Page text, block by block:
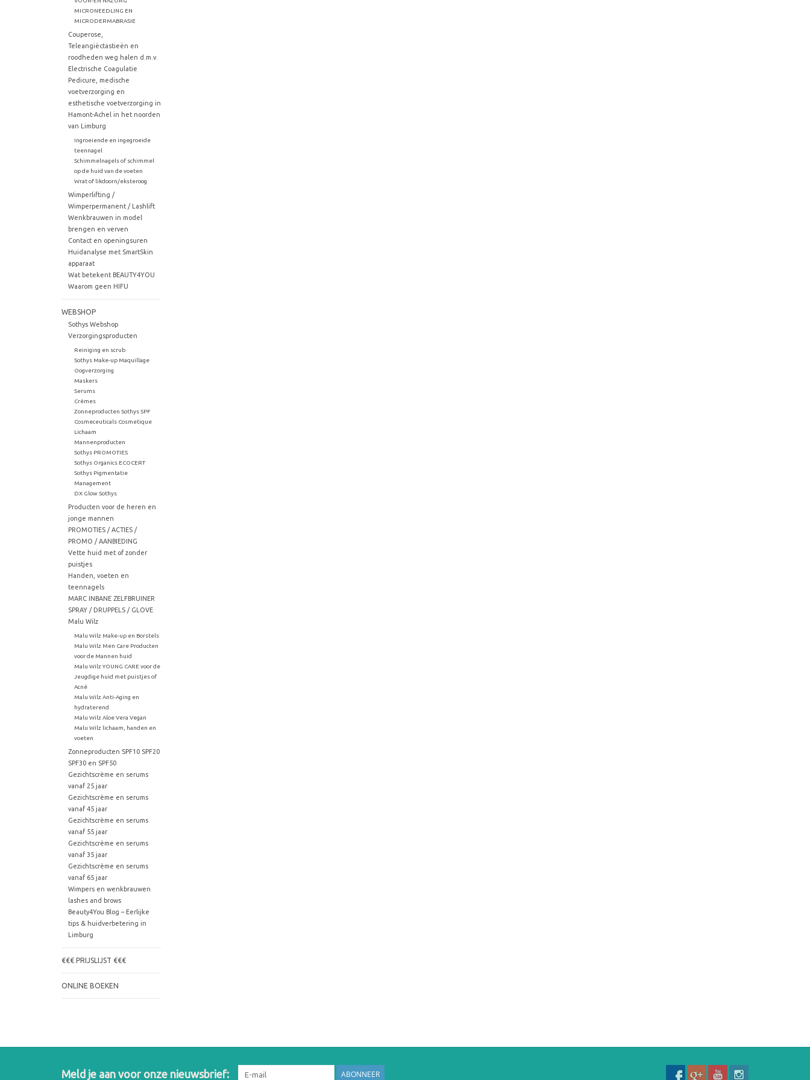
MICRONEEDLING EN
MICRODERMABRASIE
Couperose,
Teleangiëctastieën en
roodheden weg halen d.m.v.
Electrische Coagulatie
Pedicure, medische
voetverzorging en
esthetische voetverzorging in
Hamont-Achel in het noorden
van Limburg
Ingroeiende en ingegroeide
teennagel
Schimmelnagels of schimmel
op de huid van de voeten
Wrat of likdoorn/eksteroog
Wimperlifting /
Wimperpermanent / Lashlift
Wenkbrauwen in model
brengen en verven
Contact en openingsuren
Huidanalyse met SmartSkin
apparaat
Wat betekent BEAUTY4YOU
Waarom geen HIFU
WEBSHOP
Sothys Webshop
Verzorgingsproducten
Reiniging en scrub
Sothys Make-up Maquillage
Oogverzorging
Maskers
Serums
Crèmes
Zonneproducten Sothys SPF
Cosmeceuticals Cosmetique
Lichaam
Mannenproducten
Sothys PROMOTIES
Sothys Organics ECOCERT
Sothys Pigmentatie
Management
DX Glow Sothys
Producten voor de heren en
jonge mannen
PROMOTIES / ACTIES /
PROMO / AANBIEDING
Vette huid met of zonder
puistjes
Handen, voeten en
teennagels
MARC INBANE ZELFBRUINER
SPRAY / DRUPPELS / GLOVE
Malu Wilz
Malu Wilz Make-up en Borstels
Malu Wilz Men Care Producten
voor de Mannen huid
Malu Wilz YOUNG CARE voor de
Jeugdige huid met puistjes of
Acné
Malu Wilz Anti-Aging en
hydraterend
Malu Wilz Aloe Vera Vegan
Malu Wilz lichaam, handen en
voeten
Zonneproducten SPF10 SPF20
SPF30 en SPF50
Gezichtscrème en serums
vanaf 25 jaar
Gezichtscrème en serums
vanaf 45 jaar
Gezichtscrème en serums
vanaf 55 jaar
Gezichtscrème en serums
vanaf 35 jaar
Gezichtscrème en serums
vanaf 65 jaar
Wimpers en wenkbrauwen
lashes and brows
Beauty4You Blog – Eerlijke
tips & huidverbetering in
Limburg
€€€ PRIJSLIJST €€€
ONLINE BOEKEN
Meld je aan voor onze nieuwsbrief: ABONNEER